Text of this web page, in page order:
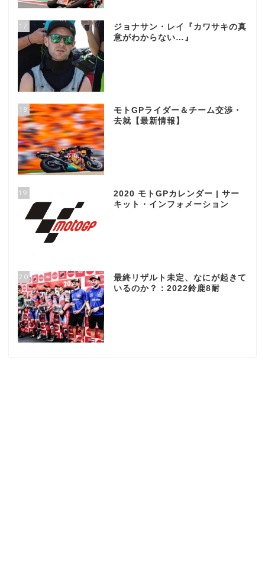
17
ジョナサン・レイ『カワサキの真
意がわからない…』
18
モトGPライダー＆チーム交渉・
去就【最新情報】
19
2020 モトGPカレンダー | サー
キット・インフォメーション
20
最終リザルト未定、なにが起きて
いるのか？：2022鈴鹿8耐